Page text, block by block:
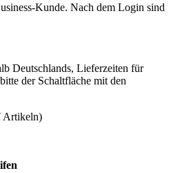
Kunde. Nach dem Login sind
Deutschlands, Lieferzeiten für
der Schaltfläche mit den
Artikeln)